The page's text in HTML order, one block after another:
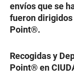
envíos que se
fueron dirigidos
Point®.
Recogidas y
Point® en